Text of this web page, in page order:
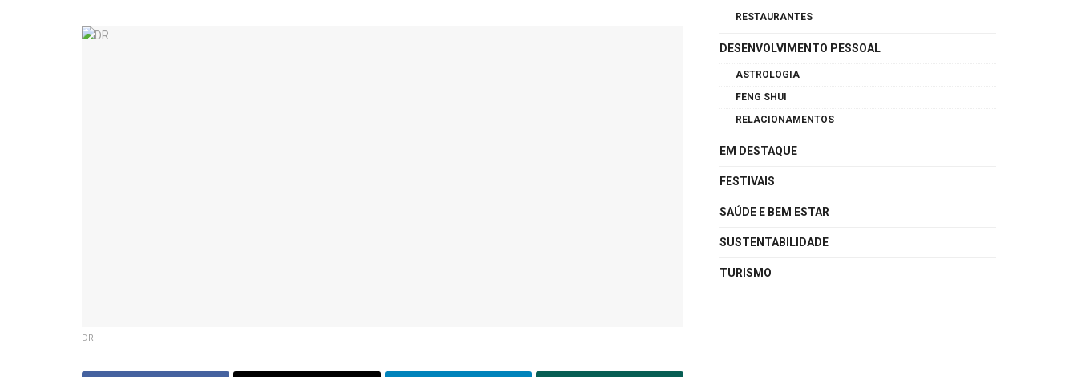
DR
RESTAURANTES
DESENVOLVIMENTO PESSOAL
ASTROLOGIA
FENG SHUI
RELACIONAMENTOS
EM DESTAQUE
FESTIVAIS
SAÚDE E BEM ESTAR
SUSTENTABILIDADE
TURISMO